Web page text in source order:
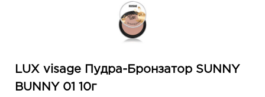
LUX visage Пудра-Бронзатор SUNNY
BUNNY 01 10г